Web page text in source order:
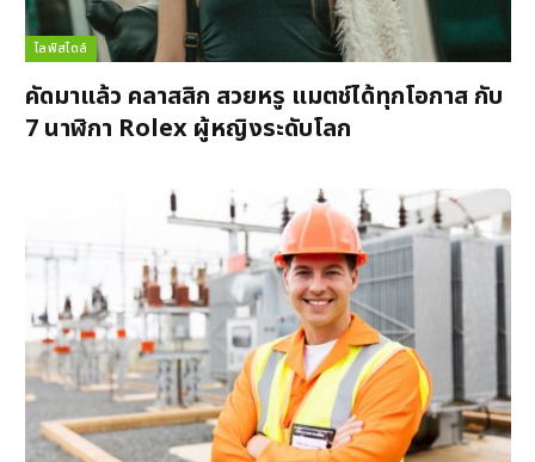
ไลฟ์สไตล์
คัดมาแล้ว คลาสสิก สวยหรู แมตช์ได้ทุกโอกาส กับ
7 นาฬิกา Rolex ผู้หญิงระดับโลก